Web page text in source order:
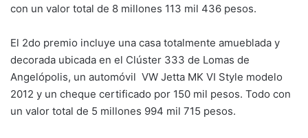
con un valor total de 8 millones 113 mil 436 pesos.
El 2do premio incluye una casa totalmente amueblada y
decorada ubicada en el Clúster 333 de Lomas de
Angelópolis, un automóvil VW Jetta MK VI Style modelo
2012 y un cheque certificado por 150 mil pesos. Todo con
un valor total de 5 millones 994 mil 715 pesos.